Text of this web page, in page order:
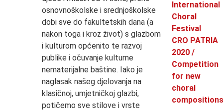
osnovnoškolske i srednjoškolske
dobi sve do fakultetskih dana (a
nakon toga i kroz život) s glazbom
i kulturom općenito te razvoj
publike i očuvanje kulturne
nematerijalne baštine. Iako je
naglasak našeg djelovanja na
klasičnoj, umjetničkoj glazbi,
potičemo sve stilove i vrste
International
Choral
Festival
CRO PATRIA
2020 /
Competition
for new
choral
compositions